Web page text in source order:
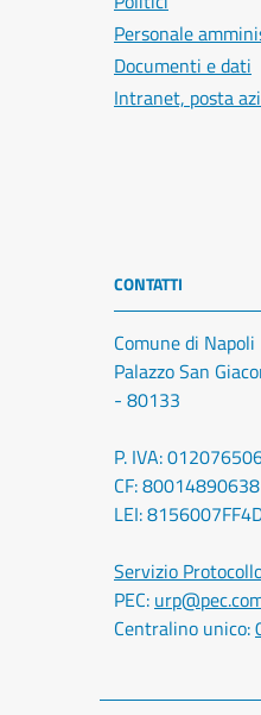
Personale
Documenti e dati
Intranet, posta
CONTATTI
Comune di Napoli
Palazzo San
- 80133
P. IVA:
CF: 80014890638
LEI:
Servizio
PEC:
Centralino unico: